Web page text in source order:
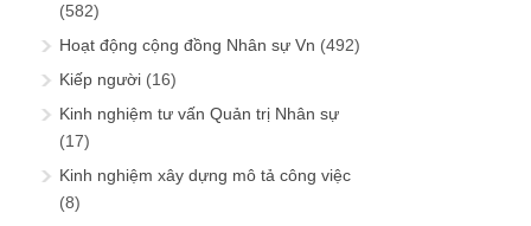
(582)
Hoạt động cộng đồng Nhân sự Vn (492)
Kiếp người (16)
Kinh nghiệm tư vấn Quản trị Nhân sự
(17)
Kinh nghiệm xây dựng mô tả công việc
(8)